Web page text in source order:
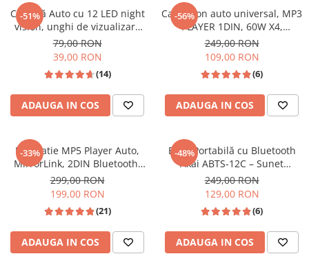
Navigatii Ford
Navigatii Opel
Navigatii Hyundai
Navigatii Toyota
Navigatii Dacia
Navigatii Peugeot
Navigatii Audi
Navigatii BMW
Navigatii Mercedes
Navigatii Fiat
Navigatii Citroen
-51%
Cameră Auto cu 12 LED night
vision, unghi de vizualizare
170°, rezistentă la apă IPX6 si
praf
79,00 RON
39,00 RON
(14)
ADAUGA IN COS
-56%
Casetofon auto universal, MP3
PLAYER 1DIN, 60W X4,
Bluetooth,2X USB, CARD SD,
AUX, intrare RCA subwoofer
249,00 RON
109,00 RON
(6)
ADAUGA IN COS
-33%
Navigatie MP5 Player Auto,
MirrorLink, 2DIN Bluetooth,
AUX, USB, Card SD,Universal
299,00 RON
199,00 RON
(21)
ADAUGA IN COS
-48%
Boxă Portabilă cu Bluetooth
Akai ABTS-12C – Sunet
Puternic Oriunde
249,00 RON
129,00 RON
(6)
ADAUGA IN COS